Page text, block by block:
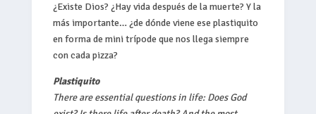
¿Existe Dios? ¿Hay vida después de la muerte? Y la
más importante… ¿de dónde viene ese plastiquito
en forma de mini trípode que nos llega siempre
con cada pizza?
Plastiquito
There are essential questions in life: Does God